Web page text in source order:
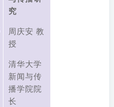
究
周庆安 教
授
清华大学
新闻与传
播学院院
长